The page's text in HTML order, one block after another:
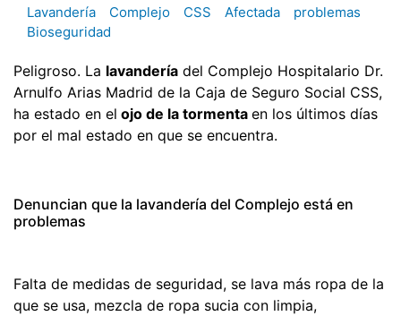
Lavandería Complejo CSS Afectada
problemas
Bioseguridad
Peligroso. La lavandería del Complejo Hospitalario Dr.
Arnulfo Arias Madrid de la Caja de Seguro Social CSS,
ha estado en el ojo de la tormenta en los últimos días
por el mal estado en que se encuentra.
Denuncian que la lavandería del Complejo está en
problemas
Falta de medidas de seguridad, se lava más ropa de la
que se usa, mezcla de ropa sucia con limpia,